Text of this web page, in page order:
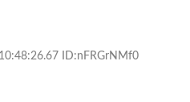
ID:nFRGrNMf0